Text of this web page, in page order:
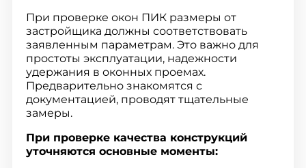
При проверке окон ПИК размеры от
застройщика должны соответствовать
заявленным параметрам. Это важно для
простоты эксплуатации, надежности
удержания в оконных проемах.
Предварительно знакомятся с
документацией, проводят тщательные
замеры.
При проверке качества конструкций
уточняются основные моменты: